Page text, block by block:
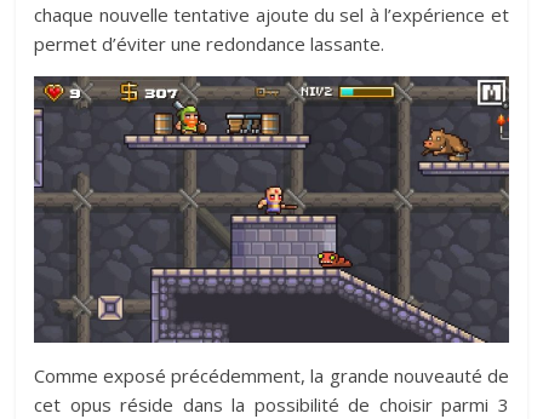
chaque nouvelle tentative ajoute du sel à l’expérience et
permet d’éviter une redondance lassante.
Comme exposé précédemment, la grande nouveauté de
cet opus réside dans la possibilité de choisir parmi 3